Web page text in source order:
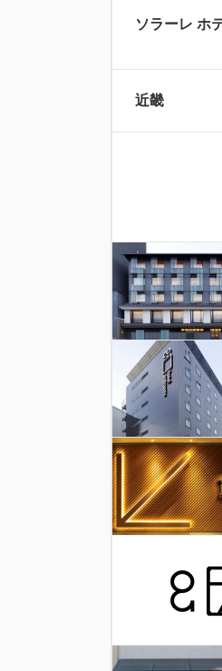
ソラーレ ホ
近畿